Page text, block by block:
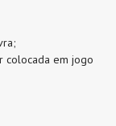
em jogo